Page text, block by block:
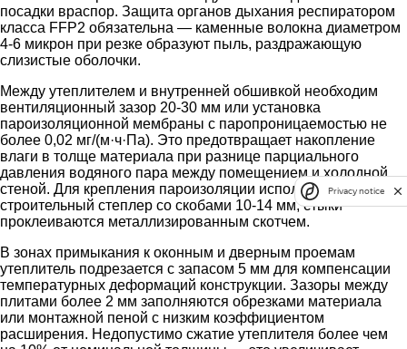
посадки враспор. Защита органов дыхания респиратором
класса FFP2 обязательна — каменные волокна диаметром
4-6 микрон при резке образуют пыль, раздражающую
слизистые оболочки.
Между утеплителем и внутренней обшивкой необходим
вентиляционный зазор 20-30 мм или установка
пароизоляционной мембраны с паропроницаемостью не
более 0,02 мг/(м·ч·Па). Это предотвращает накопление
влаги в толще материала при разнице парциального
давления водяного пара между помещением и холодной
стеной. Для крепления пароизоляции используется
строительный степлер со скобами 10-14 мм, стыки
проклеиваются металлизированным скотчем.
В зонах примыкания к оконным и дверным проемам
утеплитель подрезается с запасом 5 мм для компенсации
температурных деформаций конструкции. Зазоры между
плитами более 2 мм заполняются обрезками материала
или монтажной пеной с низким коэффициентом
расширения. Недопустимо сжатие утеплителя более чем
Privacy notice